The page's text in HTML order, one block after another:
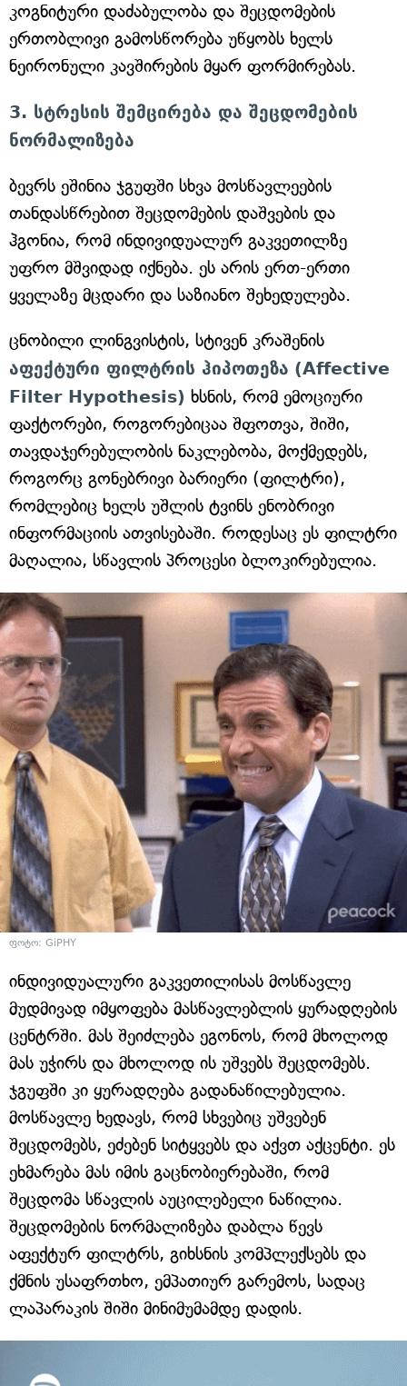
კოგნიტური დაძაბულობა და შეცდომების
ერთობლივი გამოსწორება უწყობს ხელს
ნეირონული კავშირების მყარ ფორმირებას.
3. სტრესის შემცირება და შეცდომების
ნორმალიზება
ბევრს ეშინია ჯგუფში სხვა მოსწავლეების
თანდასწრებით შეცდომების დაშვების და
ჰგონია, რომ ინდივიდუალურ გაკვეთილზე
უფრო მშვიდად იქნება. ეს არის ერთ-ერთი
ყველაზე მცდარი და საზიანო შეხედულება.
ცნობილი ლინგვისტის, სტივენ კრაშენის
აფექტური ფილტრის ჰიპოთეზა (Affective
Filter Hypothesis) ხსნის, რომ ემოციური
ფაქტორები, როგორებიცაა შფოთვა, შიში,
თავდაჯერებულობის ნაკლებობა, მოქმედებს,
როგორც გონებრივი ბარიერი (ფილტრი),
რომლებიც ხელს უშლის ტვინს ენობრივი
ინფორმაციის ათვისებაში. როდესაც ეს ფილტრი
მაღალია, სწავლის პროცესი ბლოკირებულია.
ფოტო: GiPHY
ინდივიდუალური გაკვეთილისას მოსწავლე
მუდმივად იმყოფება მასწავლებლის ყურადღების
ცენტრში. მას შეიძლება ეგონოს, რომ მხოლოდ
მას უჭირს და მხოლოდ ის უშვებს შეცდომებს.
ჯგუფში კი ყურადღება გადანაწილებულია.
მოსწავლე ხედავს, რომ სხვებიც უშვებენ
შეცდომებს, ეძებენ სიტყვებს და აქვთ აქცენტი. ეს
ეხმარება მას იმის გაცნობიერებაში, რომ
შეცდომა სწავლის აუცილებელი ნაწილია.
შეცდომების ნორმალიზება დაბლა წევს
აფექტურ ფილტრს, გიხსნის კომპლექსებს და
ქმნის უსაფრთხო, ემპათიურ გარემოს, სადაც
ლაპარაკის შიში მინიმუმამდე დადის.